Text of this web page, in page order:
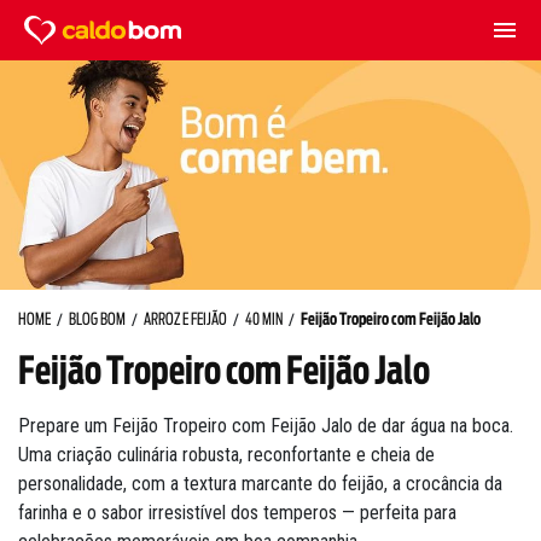
HOME BLOG BOM ARROZ E FEIJÃO 40 MIN Feijão Tropeiro com Feijão Jalo
Feijão Tropeiro com Feijão Jalo
Prepare um Feijão Tropeiro com Feijão Jalo de dar água na boca.
Uma criação culinária robusta, reconfortante e cheia de
personalidade, com a textura marcante do feijão, a crocância da
farinha e o sabor irresistível dos temperos — perfeita para